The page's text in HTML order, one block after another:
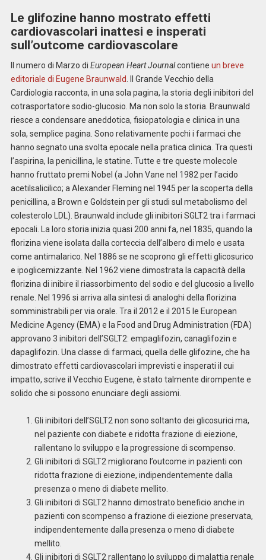
Le glifozine hanno mostrato effetti
cardiovascolari inattesi e insperati
sull’outcome cardiovascolare
Il numero di Marzo di European Heart Journalcontiene un breve
editoriale di Eugene Braunwald
. Il Grande Vecchio della
Cardiologia racconta, in una sola pagina, la storia degli inibitori del
cotrasportatore sodio-glucosio. Ma non solo la storia. Braunwald
riesce a condensare aneddotica, fisiopatologia e clinica in una
sola, semplice pagina. Sono relativamente pochi i farmaci che
hanno segnato una svolta epocale nella pratica clinica. Tra questi
l’aspirina, la penicillina, le statine. Tutte e tre queste molecole
hanno fruttato premi Nobel (a John Vane nel 1982 per l’acido
acetilsalicilico; a Alexander Fleming nel 1945 per la scoperta della
penicillina, a Brown e Goldstein per gli studi sul metabolismo del
colesterolo LDL). Braunwald include gli inibitori SGLT2 tra i farmaci
epocali. La loro storia inizia quasi 200 anni fa, nel 1835, quando la
florizina viene isolata dalla corteccia dell’albero di melo e usata
come antimalarico. Nel 1886 se ne scoprono gli effetti glicosurico
e ipoglicemizzante. Nel 1962 viene dimostrata la capacità della
florizina di inibire il riassorbimento del sodio e del glucosio a livello
renale. Nel 1996 si arriva alla sintesi di analoghi della florizina
somministrabili per via orale. Tra il 2012 e il 2015 le European
Medicine Agency (EMA) e la Food and Drug Administration (FDA)
approvano 3 inibitori dell’SGLT2: empaglifozin, canaglifozin e
dapaglifozin. Una classe di farmaci, quella delle glifozine, che ha
dimostrato effetti cardiovascolari imprevisti e insperati il cui
impatto, scrive il Vecchio Eugene, è stato talmente dirompente e
solido che si possono enunciare degli assiomi.
Gli inibitori dell’SGLT2 non sono soltanto dei glicosurici ma,
nel paziente con diabete e ridotta frazione di eiezione,
rallentano lo sviluppo e la progressione di scompenso.
Gli inibitori di SGLT2 migliorano l’outcome in pazienti con
ridotta frazione di eiezione, indipendentemente dalla
presenza o meno di diabete mellito.
Gli inibitori di SGLT2 hanno dimostrato beneficio anche in
pazienti con scompenso a frazione di eiezione preservata,
indipendentemente dalla presenza o meno di diabete
mellito.
Gli inibitori di SGLT2 rallentano lo sviluppo di malattia renale